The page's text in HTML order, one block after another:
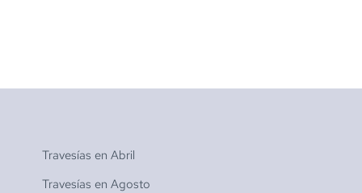
Travesías en Abril
Travesías en Agosto